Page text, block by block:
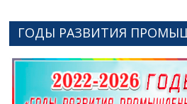
ГОДЫ РАЗВИТИЯ